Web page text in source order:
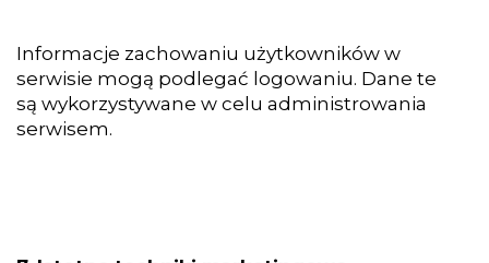
Informacje zachowaniu użytkowników w
serwisie mogą podlegać logowaniu. Dane te
są wykorzystywane w celu administrowania
serwisem.